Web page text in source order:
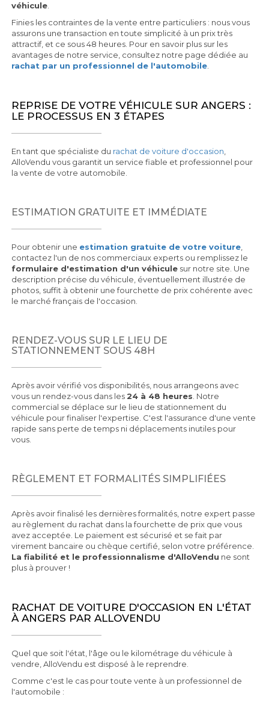
véhicule
Finies les contraintes de la vente entre particuliers : nous vous
assurons une transaction en toute simplicité à un prix très
attractif, et ce sous 48 heures. Pour en savoir plus sur les
avantages de notre service, consultez notre page dédiée au
rachat par un professionnel de l'automobile
REPRISE DE VOTRE VÉHICULE SUR ANGERS :
LE PROCESSUS EN 3 ÉTAPES
En tant que spécialiste du rachat de voiture d'occasion
AlloVendu vous garantit un service fiable et professionnel pour
la vente de votre automobile.
ESTIMATION GRATUITE ET IMMÉDIATE
Pour obtenir une estimation gratuite de votre voiture
contactez l'un de nos commerciaux experts ou remplissez le
formulaire d'estimation d'un véhicule sur notre site. Une
description précise du véhicule, éventuellement illustrée de
photos, suffit à obtenir une fourchette de prix cohérente avec
le marché français de l'occasion.
RENDEZ-VOUS SUR LE LIEU DE
STATIONNEMENT SOUS 48H
Après avoir vérifié vos disponibilités, nous arrangeons avec
vous un rendez-vous dans les24 à 48 heures . Notre
commercial se déplace sur le lieu de stationnement du
véhicule pour finaliser l'expertise. C'est l'assurance d'une vente
rapide sans perte de temps ni déplacements inutiles pour
vous.
RÈGLEMENT ET FORMALITÉS SIMPLIFIÉES
Après avoir finalisé les dernières formalités, notre expert passe
au règlement du rachat dans la fourchette de prix que vous
avez acceptée. Le paiement est sécurisé et se fait par
virement bancaire ou chèque certifié, selon votre préférence.
La fiabilité et le professionnalisme d'AlloVendu ne sont
plus à prouver !
RACHAT DE VOITURE D'OCCASION EN L'ÉTAT
À ANGERS PAR ALLOVENDU
Quel que soit l'état, l'âge ou le kilométrage du véhicule à
vendre, AlloVendu est disposé à le reprendre.
Comme c'est le cas pour toute vente à un professionnel de
l'automobile :